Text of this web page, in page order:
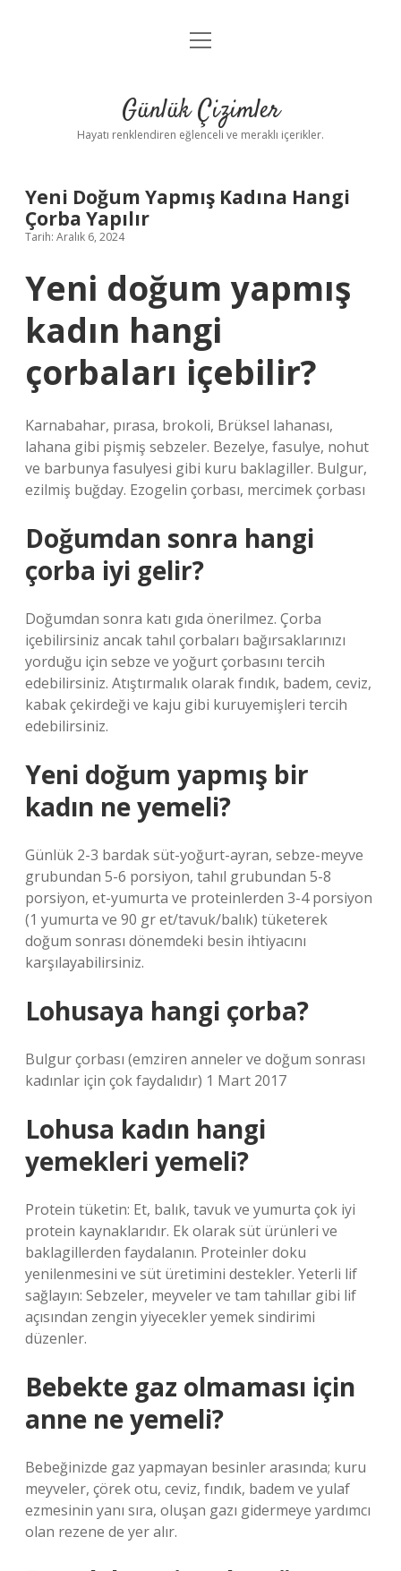
Anasayfa
Yasal Uyarı
menüyü
Günlük Çizimler
Hayatı renklendiren eğlenceli ve meraklı içerikler.
Yeni Doğum Yapmış Kadına Hangi
Çorba Yapılır
Tarih: Aralık 6, 2024
Yeni doğum yapmış
kadın hangi
çorbaları içebilir?
Karnabahar, pırasa, brokoli, Brüksel lahanası,
lahana gibi pişmiş sebzeler. Bezelye, fasulye, nohut
ve barbunya fasulyesi gibi kuru baklagiller. Bulgur,
ezilmiş buğday. Ezogelin çorbası, mercimek çorbası
Doğumdan sonra hangi
çorba iyi gelir?
Doğumdan sonra katı gıda önerilmez. Çorba
içebilirsiniz ancak tahıl çorbaları bağırsaklarınızı
yorduğu için sebze ve yoğurt çorbasını tercih
edebilirsiniz. Atıştırmalık olarak fındık, badem, ceviz,
kabak çekirdeği ve kaju gibi kuruyemişleri tercih
edebilirsiniz.
Yeni doğum yapmış bir
kadın ne yemeli?
Günlük 2-3 bardak süt-yoğurt-ayran, sebze-meyve
grubundan 5-6 porsiyon, tahıl grubundan 5-8
porsiyon, et-yumurta ve proteinlerden 3-4 porsiyon
(1 yumurta ve 90 gr et/tavuk/balık) tüketerek
doğum sonrası dönemdeki besin ihtiyacını
karşılayabilirsiniz.
Lohusaya hangi çorba?
Bulgur çorbası (emziren anneler ve doğum sonrası
kadınlar için çok faydalıdır) 1 Mart 2017
Lohusa kadın hangi
yemekleri yemeli?
Protein tüketin: Et, balık, tavuk ve yumurta çok iyi
protein kaynaklarıdır. Ek olarak süt ürünleri ve
baklagillerden faydalanın. Proteinler doku
yenilenmesini ve süt üretimini destekler. Yeterli lif
sağlayın: Sebzeler, meyveler ve tam tahıllar gibi lif
açısından zengin yiyecekler yemek sindirimi
düzenler.
Bebekte gaz olmaması için
anne ne yemeli?
Bebeğinizde gaz yapmayan besinler arasında; kuru
meyveler, çörek otu, ceviz, fındık, badem ve yulaf
ezmesinin yanı sıra, oluşan gazı gidermeye yardımcı
olan rezene de yer alır.